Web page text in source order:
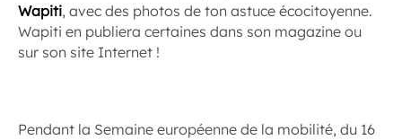
Wapiti, avec des photos de ton astuce écocitoyenne.
Wapiti en publiera certaines dans son magazine ou
sur son site Internet !
Pendant la Semaine européenne de la mobilité, du 16